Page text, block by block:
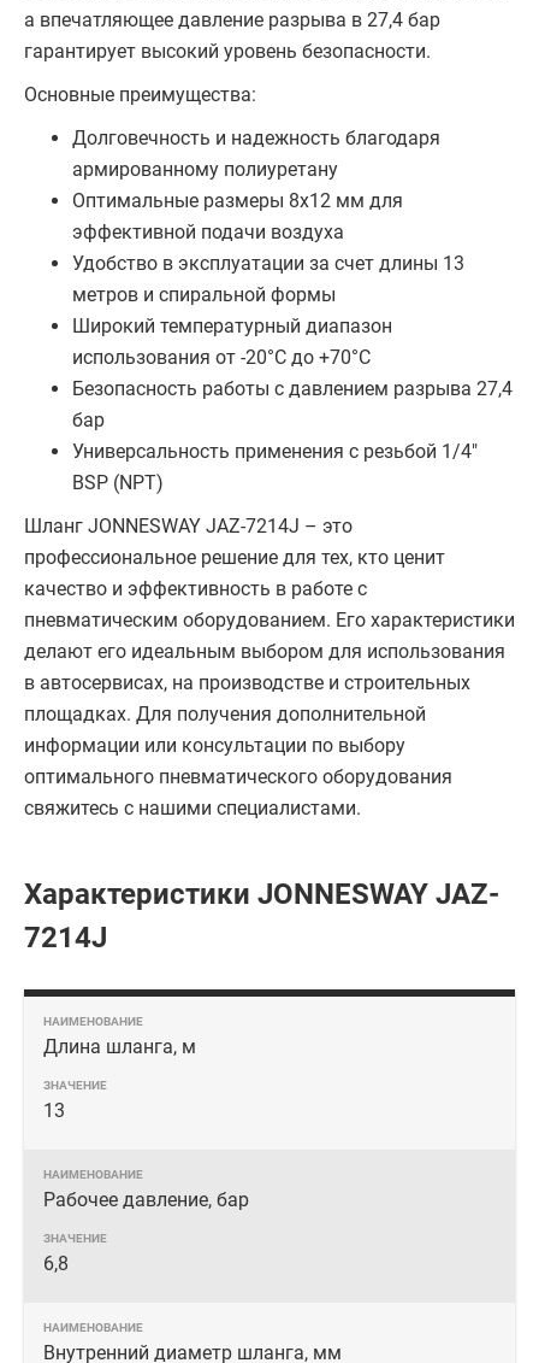
а впечатляющее давление разрыва в 27,4 бар
гарантирует высокий уровень безопасности.
Основные преимущества:
Долговечность и надежность благодаря
армированному полиуретану
Оптимальные размеры 8х12 мм для
эффективной подачи воздуха
Удобство в эксплуатации за счет длины 13
метров и спиральной формы
Широкий температурный диапазон
использования от -20°C до +70°C
Безопасность работы с давлением разрыва 27,4
бар
Универсальность применения с резьбой 1/4"
BSP (NPT)
Шланг JONNESWAY JAZ-7214J – это
профессиональное решение для тех, кто ценит
качество и эффективность в работе с
пневматическим оборудованием. Его характеристики
делают его идеальным выбором для использования
в автосервисах, на производстве и строительных
площадках. Для получения дополнительной
информации или консультации по выбору
оптимального пневматического оборудования
свяжитесь с нашими специалистами.
Характеристики JONNESWAY JAZ-
7214J
Длина шланга, м
13
Рабочее давление, бар
6,8
Внутренний диаметр шланга, мм